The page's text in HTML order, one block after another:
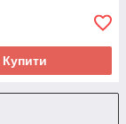
Купити